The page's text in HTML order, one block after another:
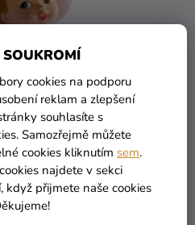
cookies na podporu
reklam a zlepšení
souhlasíte s
Samozřejmě můžete
cookies kliknutím sem.
najdete v sekci
když přijmete naše cookies
v krabičce 10,5 cm